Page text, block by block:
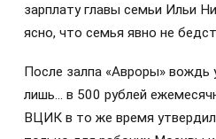
зарплату главы семьи Ильи
ясно, что семья явно не
После залпа «Авроры» вождь
лишь… в 500 рублей
ВЦИК в то же время